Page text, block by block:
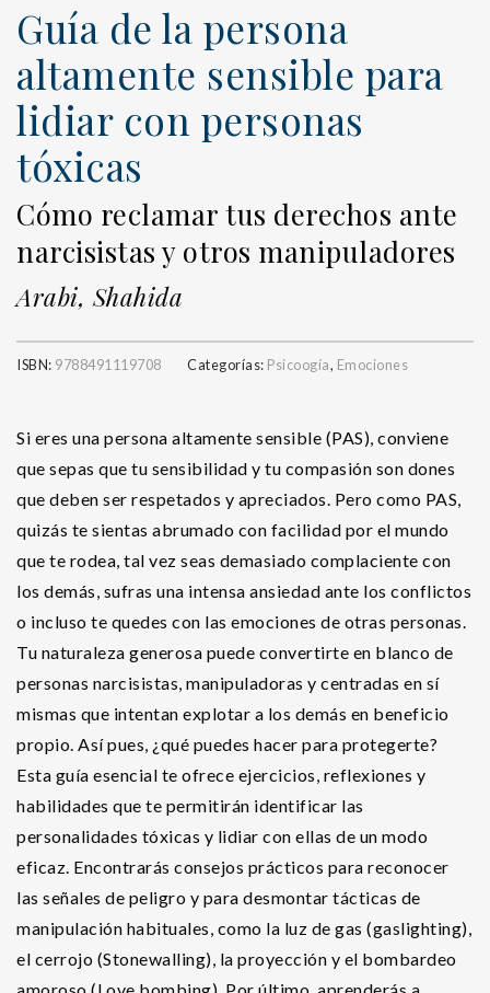
Guía de la persona
altamente sensible para
lidiar con personas
tóxicas
Cómo reclamar tus derechos ante
narcisistas y otros manipuladores
Arabi, Shahida
ISBN: 9788491119708 Categorías: Psicoogía, Emociones
Si eres una persona altamente sensible (PAS), conviene
que sepas que tu sensibilidad y tu compasión son dones
que deben ser respetados y apreciados. Pero como PAS,
quizás te sientas abrumado con facilidad por el mundo
que te rodea, tal vez seas demasiado complaciente con
los demás, sufras una intensa ansiedad ante los conflictos
o incluso te quedes con las emociones de otras personas.
Tu naturaleza generosa puede convertirte en blanco de
personas narcisistas, manipuladoras y centradas en sí
mismas que intentan explotar a los demás en beneficio
propio. Así pues, ¿qué puedes hacer para protegerte?
Esta guía esencial te ofrece ejercicios, reflexiones y
habilidades que te permitirán identificar las
personalidades tóxicas y lidiar con ellas de un modo
eficaz. Encontrarás consejos prácticos para reconocer
las señales de peligro y para desmontar tácticas de
manipulación habituales, como la luz de gas (gaslighting),
el cerrojo (Stonewalling), la proyección y el bombardeo